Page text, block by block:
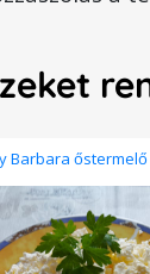
Barbara őstermelő